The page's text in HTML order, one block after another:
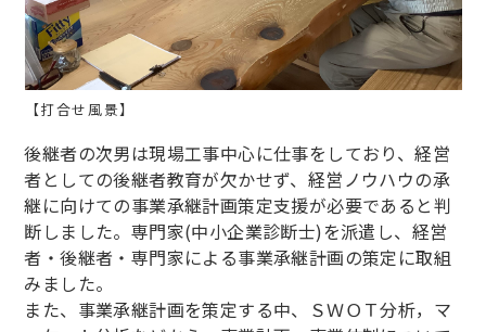
【打合せ風景】
後継者の次男は現場工事中心に仕事をしており、経営
者としての後継者教育が欠かせず、経営ノウハウの承
継に向けての事業承継計画策定支援が必要であると判
断しました。専門家(中小企業診断士)を派遣し、経営
者・後継者・専門家による事業承継計画の策定に取組
みました。
また、事業承継計画を策定する中、ＳＷＯＴ分析，マ